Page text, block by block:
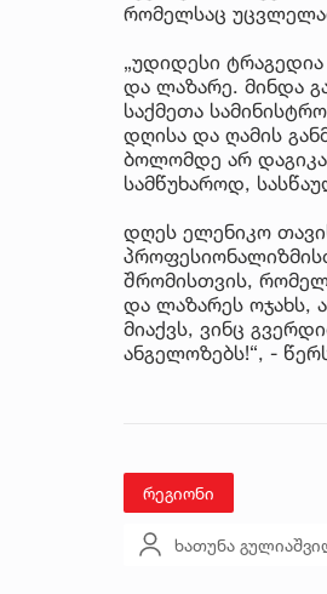
რომელსაც
„უდიდესი ტრაგედია
და ლაზარე. მინდა
საქმეთა
დღისა და ღამის
ბოლომდე არ
სამწუხაროდ,
დღეს ელენიკო
შრომისთვის,
და ლაზარეს ოჯახს,
მიაქვს, ვინც
ანგელოზებს!“, -
რეგიონი
ხათუნა